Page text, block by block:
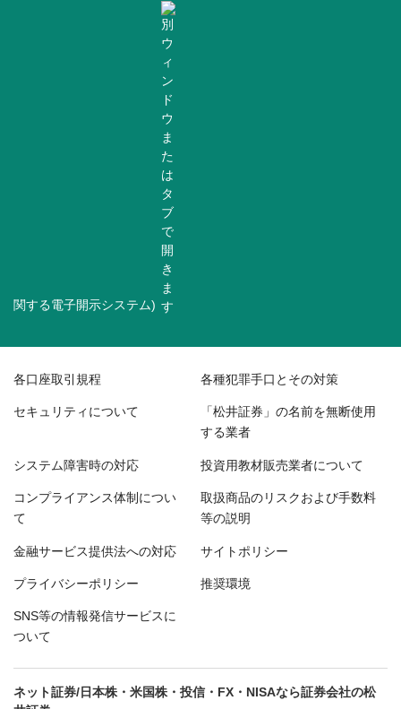
関する電子開示システム)
各口座取引規程 各種犯罪手口とその対策
セキュリティについて 「松井証券」の名前を無断使用
する業者
システム障害時の対応 投資用教材販売業者について
コンプライアンス体制につい
て
取扱商品のリスクおよび手数料
等の説明
金融サービス提供法への対応 サイトポリシー
プライバシーポリシー 推奨環境
SNS等の情報発信サービスに
ついて
ネット証券/日本株・米国株・投信・FX・NISAなら証券会社の松